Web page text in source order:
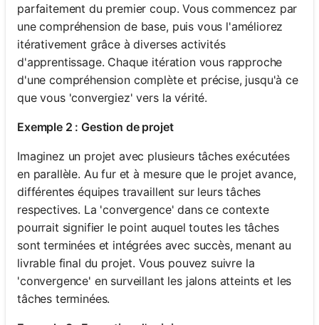
parfaitement du premier coup. Vous commencez par
une compréhension de base, puis vous l'améliorez
itérativement grâce à diverses activités
d'apprentissage. Chaque itération vous rapproche
d'une compréhension complète et précise, jusqu'à ce
que vous 'convergiez' vers la vérité.
Exemple 2 : Gestion de projet
Imaginez un projet avec plusieurs tâches exécutées
en parallèle. Au fur et à mesure que le projet avance,
différentes équipes travaillent sur leurs tâches
respectives. La 'convergence' dans ce contexte
pourrait signifier le point auquel toutes les tâches
sont terminées et intégrées avec succès, menant au
livrable final du projet. Vous pouvez suivre la
'convergence' en surveillant les jalons atteints et les
tâches terminées.